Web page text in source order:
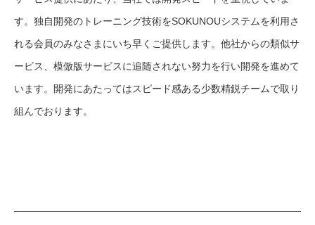
す。独自開発のトレーニング技術をSOKUNOUシステムを利用さ
れる会員のみなさまにいち早くご提供します。他社からの類似サ
ービス、模倣版サービスに追随されない努力を行い開発を進めて
います。開発にあたってはスピード感ある少数精鋭チームで取り
組んでおります。